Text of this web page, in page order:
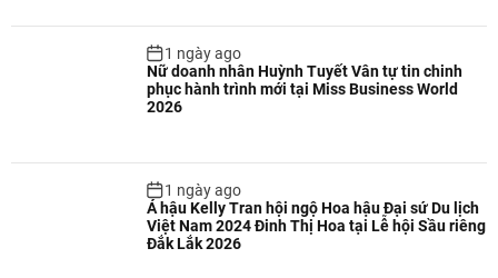
1 ngày ago
Nữ doanh nhân Huỳnh Tuyết Vân tự tin chinh
phục hành trình mới tại Miss Business World
2026
1 ngày ago
Á hậu Kelly Tran hội ngộ Hoa hậu Đại sứ Du lịch
Việt Nam 2024 Đinh Thị Hoa tại Lễ hội Sầu riêng
Đắk Lắk 2026